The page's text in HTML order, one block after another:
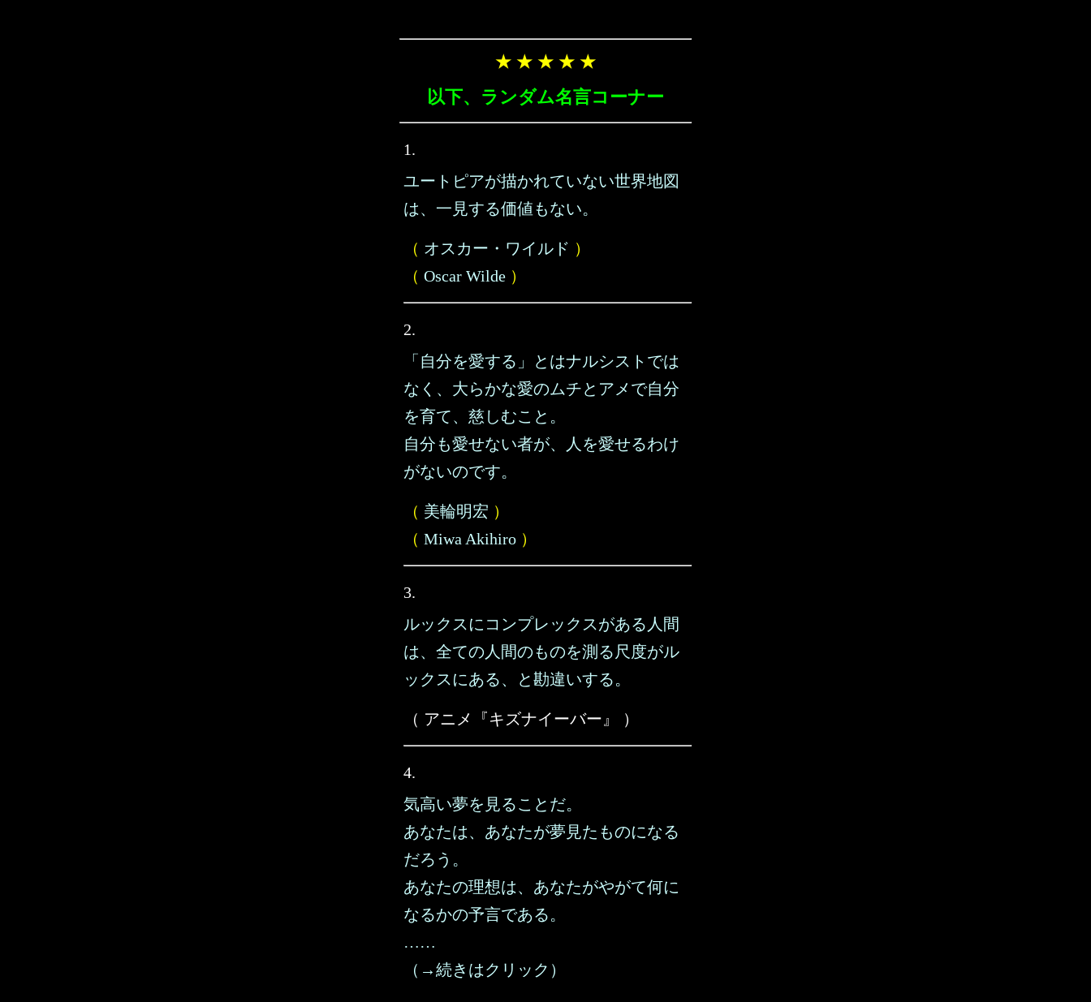
★ ★ ★ ★ ★
以下、ランダム名言コーナー
1.
ユートピアが描かれていない世界地図
は、一見する価値もない。
（ オスカー・ワイルド ）
（ Oscar Wilde ）
2.
「自分を愛する」とはナルシストでは
なく、大らかな愛のムチとアメで自分
を育て、慈しむこと。
自分も愛せない者が、人を愛せるわけ
がないのです。
（ 美輪明宏 ）
（ Miwa Akihiro ）
3.
ルックスにコンプレックスがある人間
は、全ての人間のものを測る尺度がル
ックスにある、と勘違いする。
（ アニメ『キズナイーバー』 ）
4.
気高い夢を見ることだ。
あなたは、あなたが夢見たものになる
だろう。
あなたの理想は、あなたがやがて何に
なるかの予言である。
……
（→続きはクリック）